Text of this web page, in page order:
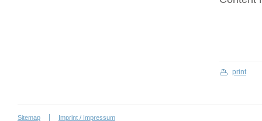
print
Sitemap Imprint / Impressum